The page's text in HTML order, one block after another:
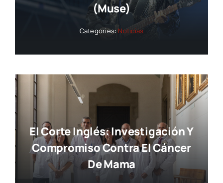
(Muse)
Categories: Noticias
El Corte Inglés: Investigación Y
Compromiso Contra El Cáncer
De Mama